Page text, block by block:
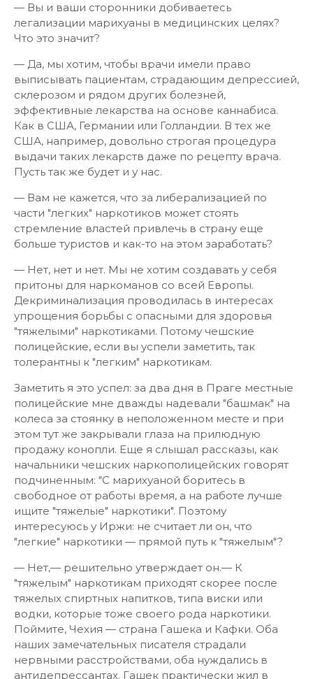
— Вы и ваши сторонники добиваетесь
легализации марихуаны в медицинских целях?
Что это значит?
— Да, мы хотим, чтобы врачи имели право
выписывать пациентам, страдающим депрессией,
склерозом и рядом других болезней,
эффективные лекарства на основе каннабиса.
Как в США, Германии или Голландии. В тех же
США, например, довольно строгая процедура
выдачи таких лекарств даже по рецепту врача.
Пусть так же будет и у нас.
— Вам не кажется, что за либерализацией по
части "легких" наркотиков может стоять
стремление властей привлечь в страну еще
больше туристов и как-то на этом заработать?
— Нет, нет и нет. Мы не хотим создавать у себя
притоны для наркоманов со всей Европы.
Декриминализация проводилась в интересах
упрощения борьбы с опасными для здоровья
"тяжелыми" наркотиками. Потому чешские
полицейские, если вы успели заметить, так
толерантны к "легким" наркотикам.
Заметить я это успел: за два дня в Праге местные
полицейские мне дважды надевали "башмак" на
колеса за стоянку в неположенном месте и при
этом тут же закрывали глаза на прилюдную
продажу конопли. Еще я слышал рассказы, как
начальники чешских наркополицейских говорят
подчиненным: "С марихуаной боритесь в
свободное от работы время, а на работе лучше
ищите "тяжелые" наркотики". Поэтому
интересуюсь у Иржи: не считает ли он, что
"легкие" наркотики — прямой путь к "тяжелым"?
— Нет,— решительно утверждает он.— К
"тяжелым" наркотикам приходят скорее после
тяжелых спиртных напитков, типа виски или
водки, которые тоже своего рода наркотики.
Поймите, Чехия — страна Гашека и Кафки. Оба
наших замечательных писателя страдали
нервными расстройствами, оба нуждались в
антидепрессантах. Гашек практически жил в